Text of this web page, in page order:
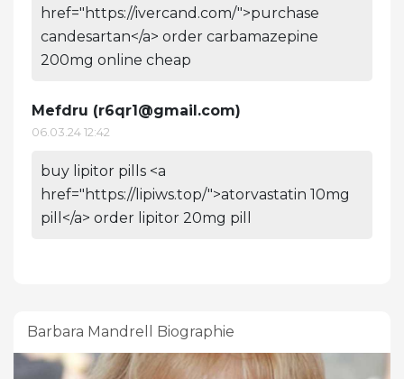
href="https://ivercand.com/">purchase
candesartan</a> order carbamazepine
200mg online cheap
Mefdru (r6qr1@gmail.com)
06.03.24 12:42
buy lipitor pills <a
href="https://lipiws.top/">atorvastatin 10mg
pill</a> order lipitor 20mg pill
Barbara Mandrell Biographie